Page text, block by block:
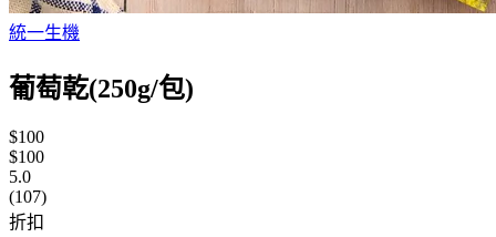
統一生機
葡萄乾(250g/包)
$100
$100
5.0
(107)
折扣